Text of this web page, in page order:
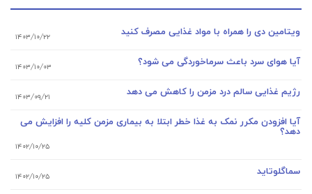
ویتامین دی را همراه با مواد غذایی مصرف کنید ۱۴۰۳/۱۰/۲۲
آیا هوای سرد باعث سرماخوردگی می شود؟ ۱۴۰۳/۱۰/۰۳
رژیم غذایی سالم درد مزمن را کاهش می دهد ۱۴۰۳/۰۹/۲۱
آیا افزودن مکرر نمک به غذا خطر ابتلا به بیماری مزمن کلیه را افزایش می
دهد؟
۱۴۰۲/۱۰/۲۵
سماگلوتاید ۱۴۰۲/۱۰/۲۵